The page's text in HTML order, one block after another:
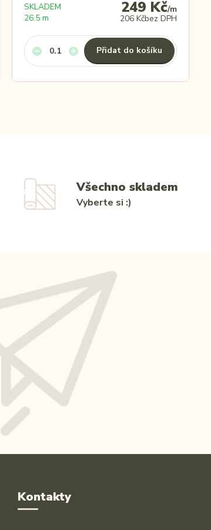
249 Kč/m
206 Kčbez DPH
SKLADEM
26.5 m
Přidat do košíku
Všechno skladem
Vyberte si :)
Kontakty